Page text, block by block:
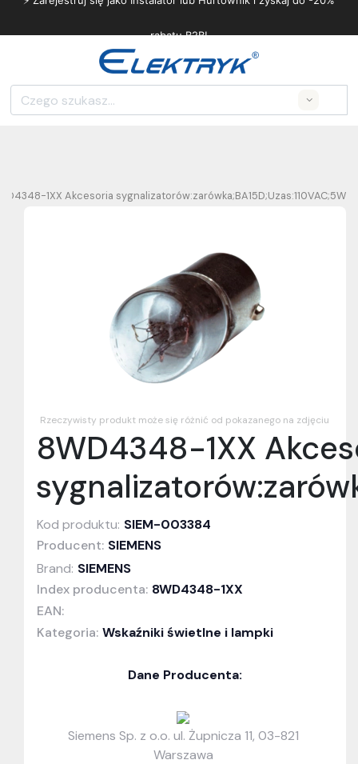
rabatu B2B!
1XX Akcesoria sygnalizatorów:zarówka;BA15D;Uzas:110VAC;5W
Rzeczywisty produkt może się różnić od pokazanego na zdjęciu
8WD4348-1XX
Kod produktu: SIEM-003384
Producent: SIEMENS
Brand: SIEMENS
Index producenta: 8WD4348-1XX
EAN:
Kategoria: Wskaźniki świetlne i lampki
Dane Producenta:
Siemens Sp. z o.o. ul. Żupnicza 11, 03-821
Warszawa